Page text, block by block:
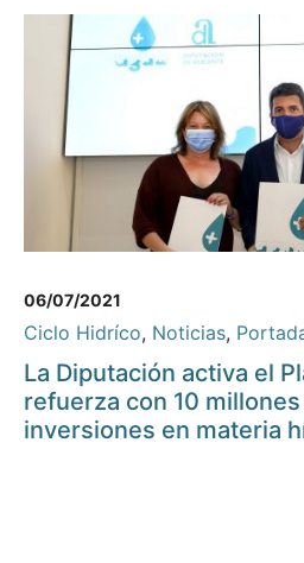
06/07/2021
Ciclo Hidríco, Noticias,
La Diputación activa el
refuerza con 10
inversiones en materia